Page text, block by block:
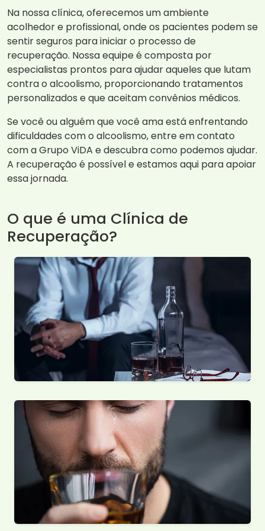
Na nossa clínica, oferecemos um ambiente
acolhedor e profissional, onde os pacientes podem se
sentir seguros para iniciar o processo de
recuperação. Nossa equipe é composta por
especialistas prontos para ajudar aqueles que lutam
contra o alcoolismo, proporcionando tratamentos
personalizados e que aceitam convênios médicos.
Se você ou alguém que você ama está enfrentando
dificuldades com o alcoolismo, entre em contato
com a Grupo ViDA e descubra como podemos ajudar.
A recuperação é possível e estamos aqui para apoiar
essa jornada.
O que é uma Clínica de
Recuperação?